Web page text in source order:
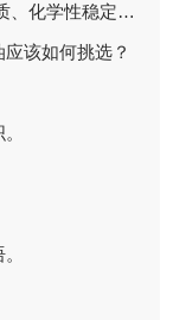
高粘度指数之基础油
该如何挑选？